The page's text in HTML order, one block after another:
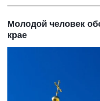
Молодой человек
крае